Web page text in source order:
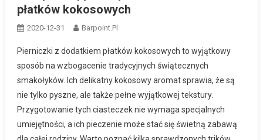
płatków kokosowych
2020-12-31 Barpoint.pl
Pierniczki z dodatkiem płatków kokosowych to wyjątkowy
sposób na wzbogacenie tradycyjnych świątecznych
smakołyków. Ich delikatny kokosowy aromat sprawia, że są
nie tylko pyszne, ale także pełne wyjątkowej tekstury.
Przygotowanie tych ciasteczek nie wymaga specjalnych
umiejętności, a ich pieczenie może stać się świetną zabawą